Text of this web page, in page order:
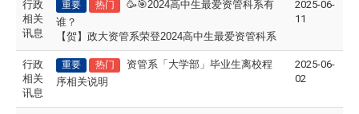
行政
相关
讯息
重要 热门 🥳🎯2024高中生最爱资管科系有
谁？
【贺】政大资管系荣登2024高中生最爱资管科系
2025-06-
11
行政
相关
讯息
重要 热门
资管系「大学部」毕业生离校程
序相关说明
2025-06-
02